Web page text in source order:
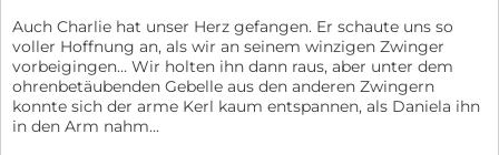
Auch Charlie hat unser Herz gefangen. Er schaute uns so
voller Hoffnung an, als wir an seinem winzigen Zwinger
vorbeigingen... Wir holten ihn dann raus, aber unter dem
ohrenbetäubenden Gebelle aus den anderen Zwingern
konnte sich der arme Kerl kaum entspannen, als Daniela ihn
in den Arm nahm...